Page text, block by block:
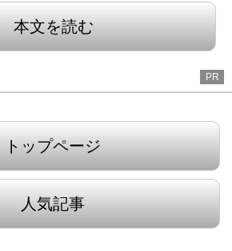
本文を読む
PR
トップページ
人気記事